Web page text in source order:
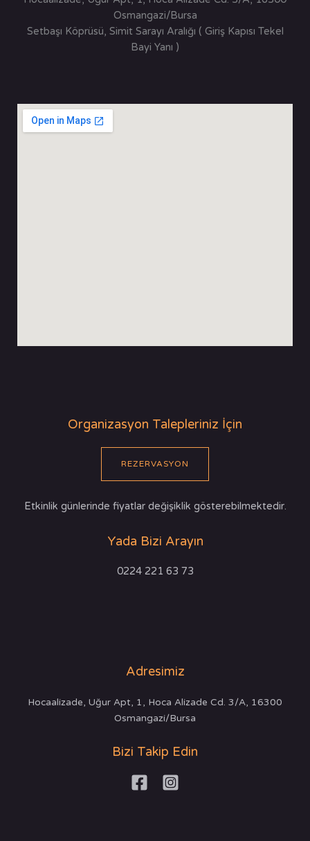
Osmangazi/Bursa
Setbaşı Köprüsü, Simit Sarayı Aralığı ( Giriş Kapısı Tekel
Bayi Yanı )
Organizasyon Talepleriniz İçin
REZERVASYON
Etkinlik günlerinde fiyatlar değişiklik gösterebilmektedir.
Yada Bizi Arayın
0224 221 63 73
Adresimiz
Hocaalizade, Uğur Apt, 1, Hoca Alizade Cd. 3/A, 16300
Osmangazi/Bursa
Bizi Takip Edin